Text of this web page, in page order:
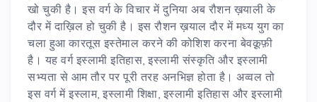
खो चुकी है। इस वर्ग के विचार में दुनिया अब रौशन ख़याली के
दौर में दाख़िल हो चुकी है। इस रौशन ख़याल दौर में मध्य युग का
चला हुआ कारतूस इस्तेमाल करने की कोशिश करना बेवक़ूफ़ी
है। यह वर्ग इस्लामी इतिहास, इस्लामी संस्कृति और इस्लामी
सभ्यता से आम तौर पर पूरी तरह अनभिज्ञ होता है। अव्वल तो
इस वर्ग में इस्लाम, इस्लामी शिक्षा, इस्लामी इतिहास और इस्लामी